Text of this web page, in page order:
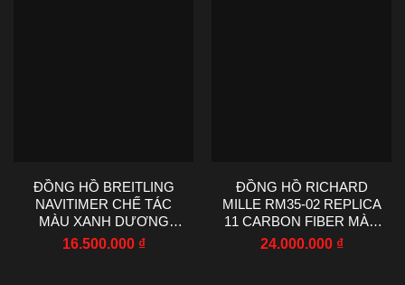
ĐỒNG HỒ BREITLING
NAVITIMER CHẾ TÁC
MÀU XANH DƯƠNG
MÁY CƠ EF FACTORY
16.500.000 ₫
ĐỒNG HỒ RICHARD
MILLE RM35-02 REPLICA
11 CARBON FIBER MÀU
ĐỎ NHÀ MÁY RM
24.000.000 ₫